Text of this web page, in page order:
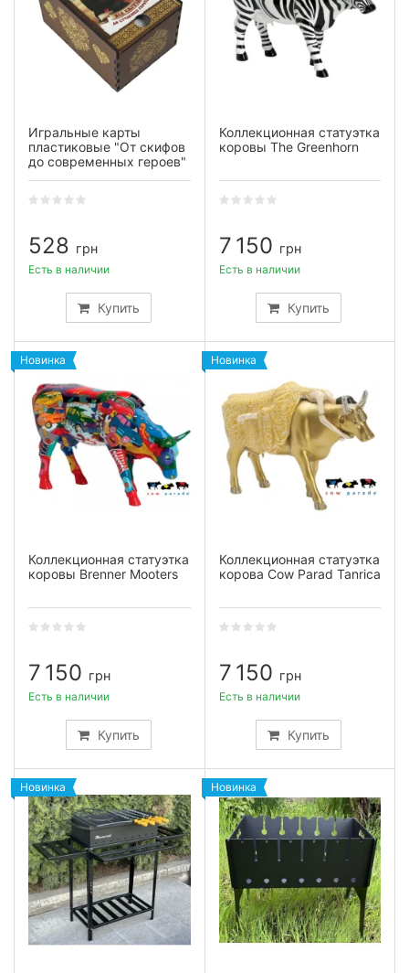
Игральные карты
пластиковые "От скифов
до современных героев"
528 грн
Купить
Есть в наличии
Коллекционная статуэтка
коровы The Greenhorn
7 150 грн
Купить
Есть в наличии
Новинка
Коллекционная статуэтка
коровы Brenner Mooters
7 150 грн
Купить
Есть в наличии
Новинка
Коллекционная статуэтка
корова Cow Parad Tanrica
7 150 грн
Купить
Есть в наличии
Новинка Новинка